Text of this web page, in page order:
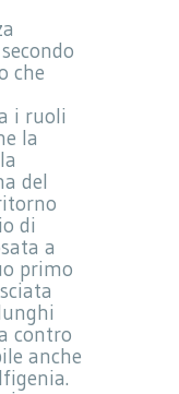
che
i ruoli
la
del
di
a
primo
contro
anche